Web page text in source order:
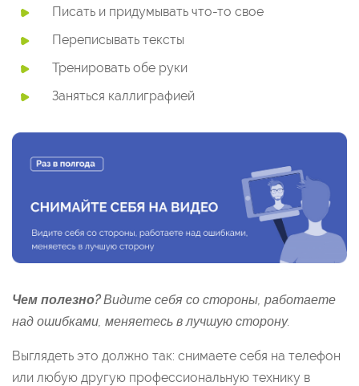
Писать и придумывать что-то свое
Переписывать тексты
Тренировать обе руки
Заняться каллиграфией
Чем полезно?Видите себя со стороны, работаете
над ошибками, меняетесь в лучшую сторону.
Выглядеть это должно так: снимаете себя на телефон
или любую другую профессиональную технику в